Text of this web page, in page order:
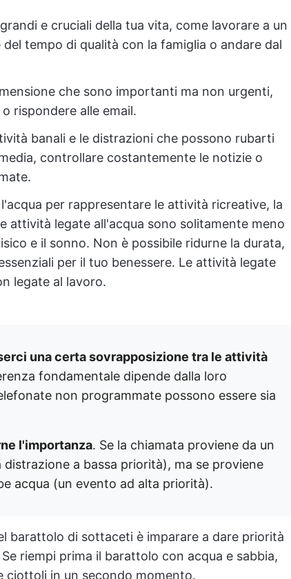
e cruciali della tua vita, come lavorare a un
tempo di qualità con la famiglia o andare dal
che sono importanti ma non urgenti,
rispondere alle email.
banali e le distrazioni che possono rubarti
controllare costantemente le notizie o
per rappresentare le attività ricreative, la
attività legate all'acqua sono solitamente meno
e il sonno. Non è possibile ridurne la durata,
per il tuo benessere. Le attività legate
legate al lavoro.
una certa sovrapposizione tra le attività
fondamentale dipende dalla loro
non programmate possono essere sia
l'importanza. Se la chiamata proviene da un
a bassa priorità), ma se proviene
acqua (un evento ad alta priorità).
barattolo di sottaceti è imparare a dare priorità
riempi prima il barattolo con acqua e sabbia,
ciottoli in un secondo momento.